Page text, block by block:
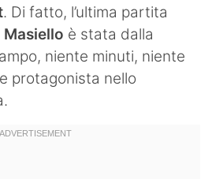
. Di fatto, l’ultima partita
è stata dalla
niente minuti, niente
protagonista nello